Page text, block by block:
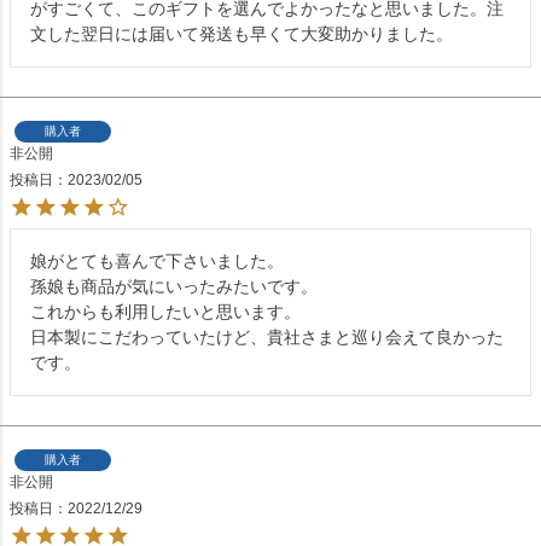
がすごくて、このギフトを選んでよかったなと思いました。注
文した翌日には届いて発送も早くて大変助かりました。
購入者
非公開
投稿日
2023/02/05
娘がとても喜んで下さいました。
孫娘も商品が気にいったみたいです。
これからも利用したいと思います。
日本製にこだわっていたけど、貴社さまと巡り会えて良かった
です。
購入者
非公開
投稿日
2022/12/29